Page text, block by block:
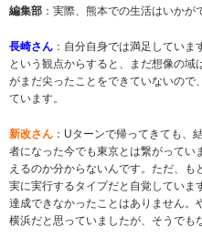
編集部 ：実際、熊本での生活はいかが
長崎さん ：自分自身では満足してい
という観点からすると、まだ想像の
がまだ尖ったことをできていないので
ています。
新改さん ：Uターンで帰ってきても、
者になった今でも東京とは繋がってい
えるのか分からないんです。ただ、
実に実行するタイプだと自覚していま
達成できなかったことはありません。
横浜だと思っていましたが、そうでも